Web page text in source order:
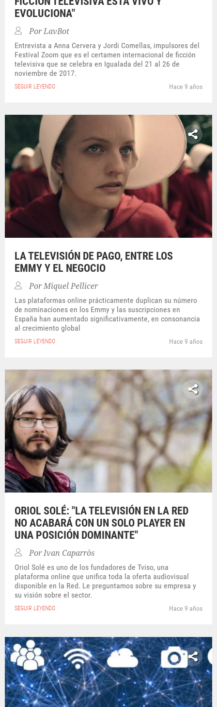
EVOLUCIONA"
PorLavBot
Entrevista a Anna Cervera y Jordi Comellas, impulsores del
Festival Zoom que es el certamen internacional de ficción
televisiva que se celebra en Igualada del 21 al 26 de
noviembre de 2017.
SEGUIR LEYENDO Hace 9 años
LA TELEVISIÓN DE PAGO, ENTRE LOS
EMMY Y EL NEGOCIO
PorMiquel Pellicer
Las plataformas online prácticamente duplican su número
de nominaciones en los Emmy y las suscripciones en
España han aumentado significativamente, en consonancia
al crecimiento global
SEGUIR LEYENDO Hace 9 años
ORIOL SOLÉ: "LA TELEVISIÓN EN LA RED
NO ACABARÁ CON UN SOLO PLAYER EN
UNA POSICIÓN DOMINANTE"
PorIvan Caparròs
Oriol Solé es uno de los fundadores de Tviso, una
plataforma online que unifica toda la oferta audiovisual
disponible en la Red. Le preguntamos sobre su empresa y
su visión sobre el sector.
SEGUIR LEYENDO Hace 9 años